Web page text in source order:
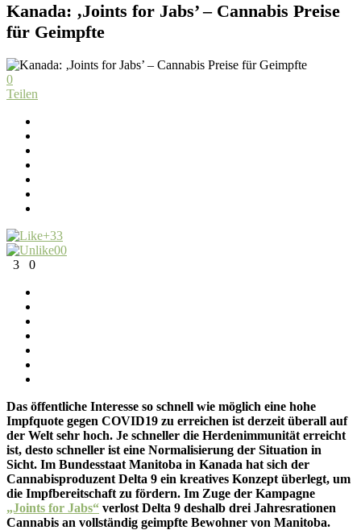
Kanada: ‚Joints for Jabs’ – Cannabis Preise
für Geimpfte
0
Teilen
+33
00
3
0
Das öffentliche Interesse so schnell wie möglich eine hohe
Impfquote gegen COVID19 zu erreichen ist derzeit überall auf
der Welt sehr hoch. Je schneller die Herdenimmunität erreicht
ist, desto schneller ist eine Normalisierung der Situation in
Sicht. Im Bundesstaat Manitoba in Kanada hat sich der
Cannabisproduzent Delta 9 ein kreatives Konzept überlegt, um
die Impfbereitschaft zu fördern. Im Zuge der Kampagne
„Joints for Jabs“ verlost Delta 9 deshalb drei Jahresrationen
Cannabis an vollständig geimpfte Bewohner von Manitoba.